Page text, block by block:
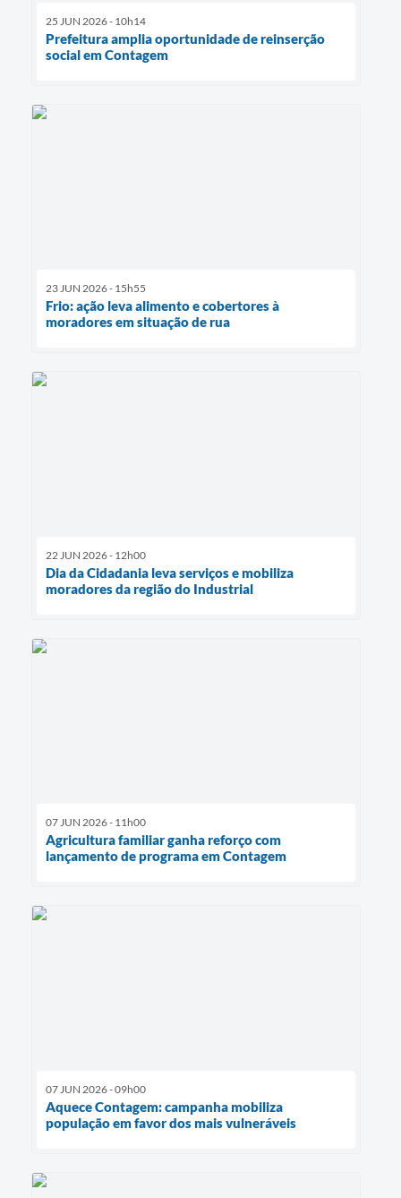
25 JUN 2026 - 10h14
Prefeitura amplia oportunidade de reinserção
social em Contagem
23 JUN 2026 - 15h55
Frio: ação leva alimento e cobertores à
moradores em situação de rua
22 JUN 2026 - 12h00
Dia da Cidadania leva serviços e mobiliza
moradores da região do Industrial
07 JUN 2026 - 11h00
Agricultura familiar ganha reforço com
lançamento de programa em Contagem
07 JUN 2026 - 09h00
Aquece Contagem: campanha mobiliza
população em favor dos mais vulneráveis